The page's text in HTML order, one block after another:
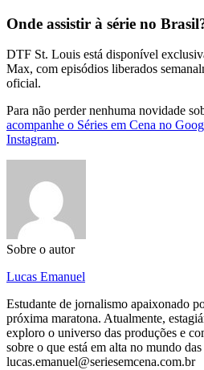
Onde assistir à série no
DTF St. Louis está disponível
Max, com episódios liberados
oficial.
Para não perder nenhuma novidade
acompanhe o Séries em Cena no
Instagram.
Sobre o autor
Lucas Emanuel
Estudante de jornalismo apaixonado
próxima maratona. Atualmente,
exploro o universo das produções e
sobre o que está em alta no mundo
lucas.emanuel@seriesemcena.com.br